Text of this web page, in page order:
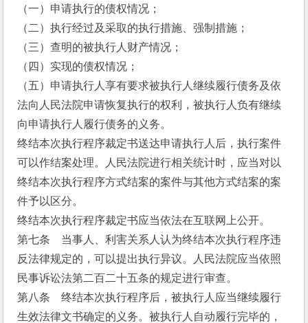
（一）申请执行的债权情况；
（二）执行经过及采取的执行措施、强制措施；
（三）查明的被执行人财产情况；
（四）实现的债权情况；
（五）申请执行人享有要求被执行人继续履行债务及依
法向人民法院申请恢复执行的权利，被执行人负有继续
向申请执行人履行债务的义务。
终结本次执行程序裁定书送达申请执行人后，执行案件
可以作结案处理。人民法院进行相关统计时，应当对以
终结本次执行程序方式结案的案件与其他方式结案的案
件予以区分。
终结本次执行程序裁定书应当依法在互联网上公开。
第七条    当事人、利害关系人认为终结本次执行程序违
反法律规定的，可以提出执行异议。人民法院应当依照
民事诉讼法第二百二十五条的规定进行审查。
第八条    终结本次执行程序后，被执行人应当继续履行
生效法律文书确定的义务。被执行人自动履行完毕的，